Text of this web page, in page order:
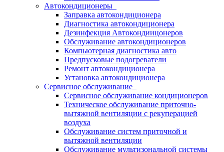
Автокондиционеры
Заправка автокондиционера
Диагностика автокондиционера
Дезинфекция Автокондиицонеров
Обслуживание автокондиционеров
Компьютерная диагностика авто
Предпусковые подогреватели
Ремонт автокондиционера
Установка автокондиционера
Сервисное обслуживание
Сервисное обслуживание кондиционеров
Техническое обслуживание приточно-
вытяжной вентиляции с рекуперацией
воздуха
Обслуживание систем приточной и
вытяжной вентиляции
Обслуживание мультизональной системы